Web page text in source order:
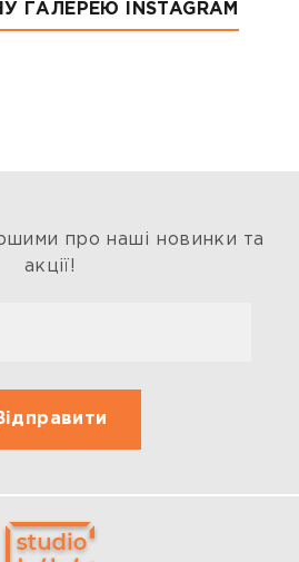
ГАЛЕРЕЮ INSTAGRAM
про наші новинки та
акції!